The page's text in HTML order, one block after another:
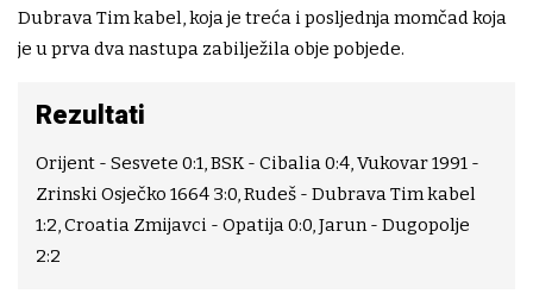
Dubrava Tim kabel, koja je treća i posljednja momčad koja
je u prva dva nastupa zabilježila obje pobjede.
Rezultati
Orijent - Sesvete 0:1, BSK - Cibalia 0:4, Vukovar 1991 -
Zrinski Osječko 1664 3:0, Rudeš - Dubrava Tim kabel
1:2, Croatia Zmijavci - Opatija 0:0, Jarun - Dugopolje
2:2